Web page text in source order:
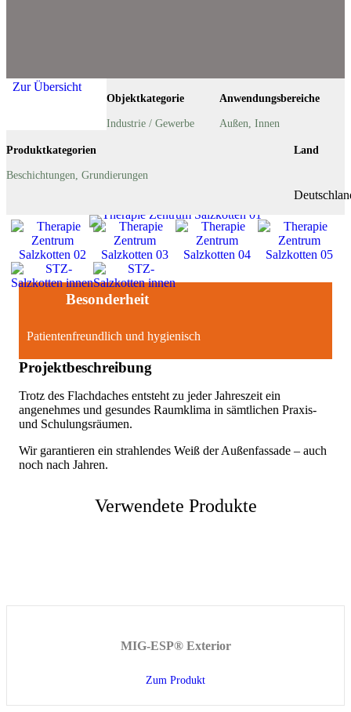
Zur Übersicht
Objektkategorie
Industrie / Gewerbe
Anwendungsbereiche
Außen Innen
Produktkategorien
Beschichtungen Grundierungen
Land
Besonderheit
Patientenfreundlich und hygienisch
Projektbeschreibung
Trotz des Flachdaches entsteht zu jeder Jahreszeit ein
angenehmes und gesundes Raumklima in sämtlichen Praxis-
und Schulungsräumen.
Wir garantieren ein strahlendes Weiß der Außenfassade – auch
noch nach Jahren.
Verwendete Produkte
MIG-ESP® Exterior
Zum Produkt